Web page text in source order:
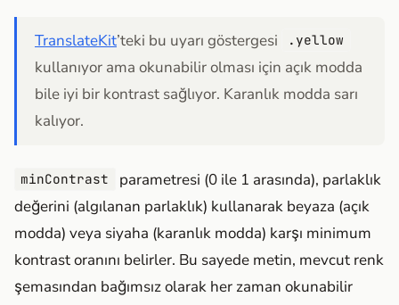
TranslateKit’teki bu uyarı göstergesi .yellow
kullanıyor ama okunabilir olması için açık modda
bile iyi bir kontrast sağlıyor. Karanlık modda sarı
kalıyor.
minContrast
parametresi (0 ile 1 arasında), parlaklık
değerini (algılanan parlaklık) kullanarak beyaza (açık
modda) veya siyaha (karanlık modda) karşı minimum
kontrast oranını belirler. Bu sayede metin, mevcut renk
şemasından bağımsız olarak her zaman okunabilir